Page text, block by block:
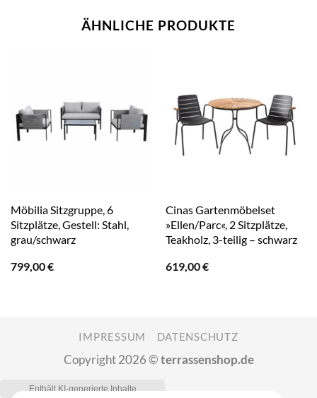
ÄHNLICHE PRODUKTE
Möbilia Sitzgruppe, 6
Sitzplätze, Gestell: Stahl,
grau/schwarz
799,00€
Cinas Gartenmöbelset
»Ellen/Parc«, 2 Sitzplätze,
Teakholz, 3-teilig – schwarz
619,00€
IMPRESSUM DATENSCHUTZ
Copyright 2026 ©terrassenshop.de